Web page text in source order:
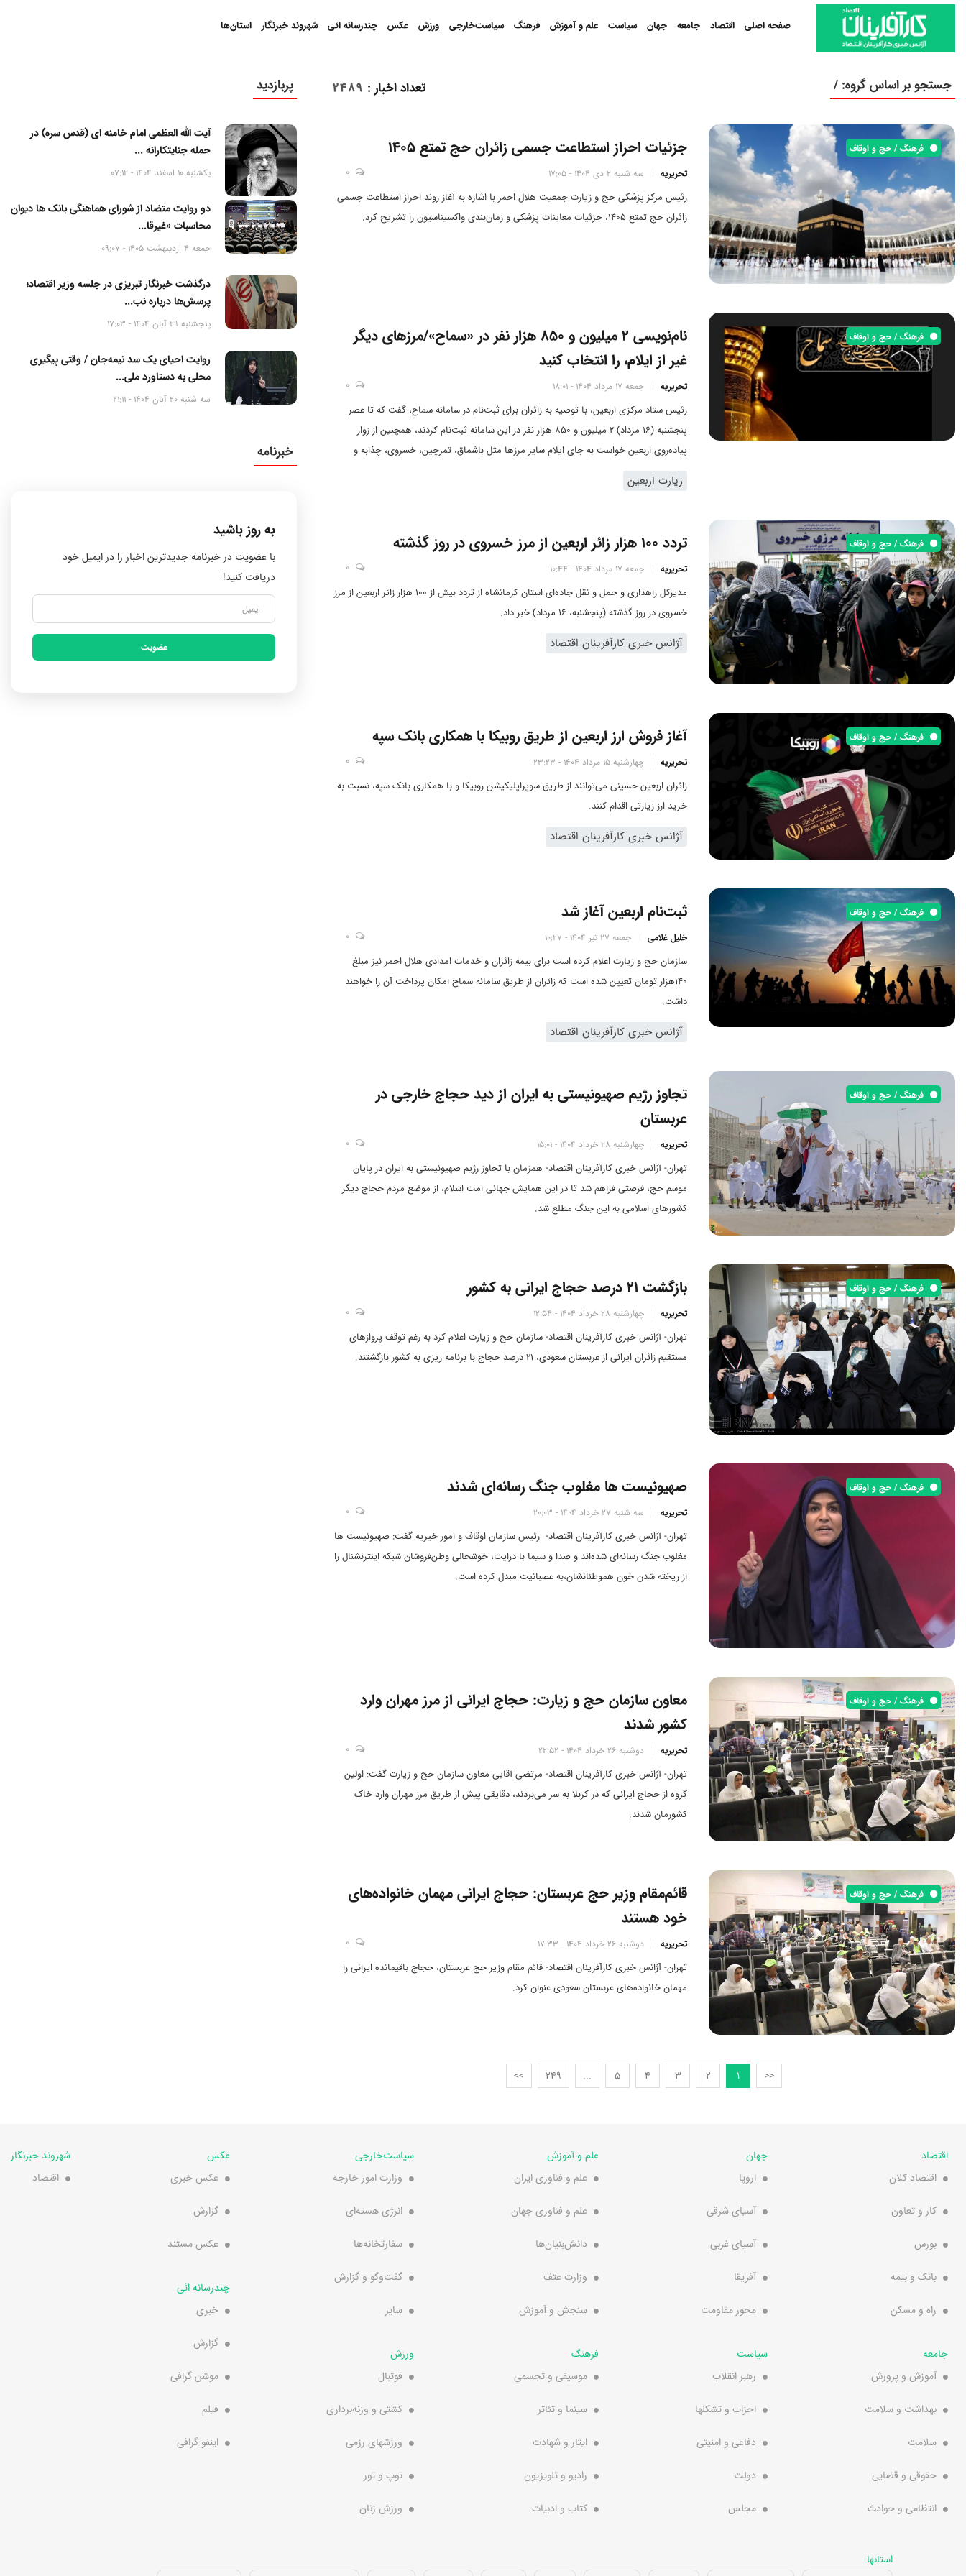
صفحه اصلی اقتصاد جامعه جهان سیاست علم و آموزش فرهنگ سیاست‌خارجی ورزش عکس چندرسانه ائی شهروند خبرنگار استان‌ها
جستجو بر اساس گروه: / تعداد اخبار :
2489
فرهنگ / حج و اوقاف جزئیات احراز استطاعت جسمی زائران حج تمتع 1405
تحریریه سه شنبه 2 دی 1404 - 17:05 0
رئیس مرکز پزشکی حج و زیارت جمعیت هلال احمر با اشاره به آغاز روند احراز استطاعت جسمی
زائران حج تمتع 1405، جزئیات معاینات پزشکی و زمان‌بندی واکسیناسیون را تشریح کرد.
فرهنگ / حج و اوقاف
نام‌نویسی 2 میلیون و 850 هزار نفر در «سماح»/مرزهای دیگر
غیر از ایلام، را انتخاب کنید
تحریریه جمعه 17 مرداد 1404 - 18:01 0
رئیس ستاد مرکزی اربعین، با توصیه به زائران برای ثبت‌نام در سامانه سماح، گفت که تا عصر
پنجشنبه (16 مرداد) 2 میلیون و 850 هزار نفر در این سامانه ثبت‌نام کردند، همچنین از زوار
پیاده‌روی اربعین خواست به جای ایلام سایر مرزها مثل باشماق، تمرچین، خسروی، چذابه و
زیارت اربعین
فرهنگ / حج و اوقاف تردد 100 هزار زائر اربعین از مرز خسروی در روز گذشته
تحریریه جمعه 17 مرداد 1404 - 10:44 0
مدیرکل راهداری و حمل و نقل جاده‌ای استان کرمانشاه از تردد بیش از 100 هزار زائر اربعین از مرز
خسروی در روز گذشته (پنجشنبه، 16 مرداد) خبر داد.
آژانس خبری کارآفرینان اقتصاد
فرهنگ / حج و اوقاف آغاز فروش ارز اربعین از طریق روبیکا با همکاری بانک سپه
تحریریه چهارشنبه 15 مرداد 1404 - 23:23 0
زائران اربعین حسینی می‌توانند از طریق سوپراپلیکیشن روبیکا و با همکاری بانک سپه، نسبت به
خرید ارز زیارتی اقدام کنند.
آژانس خبری کارآفرینان اقتصاد
فرهنگ / حج و اوقاف ثبت‌نام اربعین آغاز شد
خلیل غلامی جمعه 27 تیر 1404 - 10:27 0
سازمان حج و زیارت اعلام کرده است برای بیمه زائران و خدمات امدادی هلال احمر نیز مبلغ
140هزار تومان تعیین شده است که زائران از طریق سامانه سماح امکان پرداخت آن را خواهند
داشت.
آژانس خبری کارآفرینان اقتصاد
فرهنگ / حج و اوقاف
تجاوز رژیم صهیونیستی به ایران از دید حجاج خارجی در
عربستان
تحریریه چهارشنبه 28 خرداد 1404 - 15:01 0
تهران- آژانس خبری کارآفرینان اقتصاد- همزمان با تجاوز رژیم صهیونیستی به ایران در پایان
موسم حج، فرصتی فراهم شد تا در این همایش جهانی امت اسلام، از موضع مردم حجاج دیگر
کشورهای اسلامی به این جنگ مطلع شد.
فرهنگ / حج و اوقاف بازگشت ۲۱ درصد حجاج ایرانی به کشور
تحریریه چهارشنبه 28 خرداد 1404 - 12:54 0
تهران- آژانس خبری کارآفرینان اقتصاد- سازمان حج و زیارت اعلام کرد به رغم توقف پروازهای
مستقیم زائران ایرانی از عربستان سعودی، ۲۱ درصد حجاج با برنامه ریزی به کشور بازگشتند.
فرهنگ / حج و اوقاف صهیونیست ها مغلوب جنگ رسانه‌ای شدند
تحریریه سه شنبه 27 خرداد 1404 - 20:03 0
تهران- آژانس خبری کارآفرینان اقتصاد- رئیس سازمان اوقاف و امور خیریه گفت: صهیونیست ها
مغلوب جنگ رسانه‌ای شده‌اند و صدا و سیما با درایت، خوشحالی وطن‌فروشان شبکه اینترنشنال را
از ریخته شدن خون هموطنانشان،به عصبانیت مبدل کرده است.
فرهنگ / حج و اوقاف
معاون سازمان حج و زیارت: حجاج ایرانی از مرز مهران وارد
کشور شدند
تحریریه دوشنبه 26 خرداد 1404 - 22:52 0
تهران- آژانس خبری کارآفرینان اقتصاد- مرتضی آقایی معاون سازمان حج و زیارت گفت: اولین
گروه از حجاج ایرانی که در کربلا به سر می‌بردند، دقایقی پیش از طریق مرز مهران وارد خاک
کشورمان شدند.
فرهنگ / حج و اوقاف
قائم‌مقام وزیر حج عربستان: حجاج ایرانی مهمان خانواده‌های
خود هستند
تحریریه دوشنبه 26 خرداد 1404 - 17:33 0
تهران- آژانس خبری کارآفرینان اقتصاد- قائم مقام وزیر حج عربستان، حجاج باقیمانده ایرانی را
مهمان خانواده‌های عربستان سعودی عنوان کرد.
<<
1
2
3
4
5
...
249
>>
پربازدید
آیت الله العظمی امام خامنه ای (قدس سره) در
حمله جنایتکارانه ...
یکشنبه 10 اسفند 1404 - 07:12
دو روایت متضاد از شورای هماهنگی بانک ها دیوان
محاسبات «غیرقا...
جمعه 4 اردیبهشت 1405 - 09:07
درگذشت خبرنگار تبریزی در جلسه وزیر اقتصاد؛
پرسش‌ها درباره نب...
پنجشنبه 29 آبان 1404 - 17:03
روایت احیای یک سد نیمه‌جان / وقتی پیگیری
محلی به دستاورد ملی...
سه شنبه 20 آبان 1404 - 21:11
خبرنامه
به روز باشید
با عضویت در خبرنامه جدیدترین اخبار را در ایمیل خود
دریافت کنید!
عضویت
اقتصاد
اقتصاد کلان
کار و تعاون
بورس
بانک و بیمه
راه و مسکن
جامعه
آموزش و پرورش
بهداشت و سلامت
سلامت
حقوقی و قضایی
انتظامی و حوادث
جهان
اروپا
آسیای شرقی
آسیای غربی
آفریقا
محور مقاومت
سیاست
رهبر انقلاب
احزاب و تشکلها
دفاعی و امنیتی
دولت
مجلس
علم و آموزش
علم و فناوری ایران
علم و فناوری جهان
دانش‌بنیان‌ها
وزارت عتف
سنجش و آموزش
فرهنگ
موسیقی و تجسمی
سینما و تئاتر
ایثار و شهادت
رادیو و تلویزیون
کتاب و ادبیات
سیاست‌خارجی
وزارت امور خارجه
انرژی هسته‌ای
سفارتخانه‌ها
گفت‌وگو و گزارش
سایر
ورزش
فوتبال
کشتی و وزنه‌برداری
ورزشهای رزمی
توپ و تور
ورزش زنان
عکس
عکس خبری
گزارش
عکس مستند
چندرسانه ائی
خبری
گزارش
موشن گرافی
فیلم
اینفو گرافی
شهروند خبرنگار
اقتصاد
استانها